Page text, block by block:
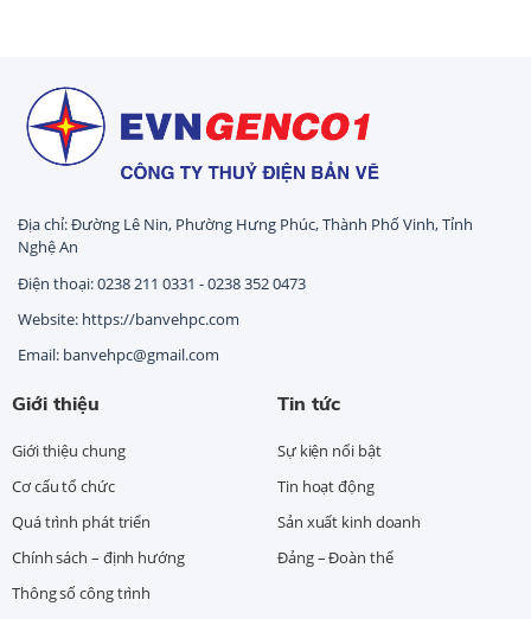
Địa chỉ: Đường Lê Nin, Phường Hưng Phúc, Thành Phố Vinh, Tỉnh
Nghệ An
Điện thoại: 0238 211 0331 - 0238 352 0473
Website: https://banvehpc.com
Email: banvehpc@gmail.com
Giới thiệu
Giới thiệu chung
Cơ cấu tổ chức
Quá trình phát triển
Chính sách – định hướng
Thông số công trình
Tin tức
Sự kiện nổi bật
Tin hoạt động
Sản xuất kinh doanh
Đảng – Đoàn thể